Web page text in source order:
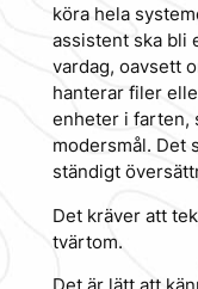
köra hela
assistent ska bli
vardag, oavsett
hanterar filer
enheter i farten,
modersmål. Det
ständigt
Det kräver att
tvärtom.